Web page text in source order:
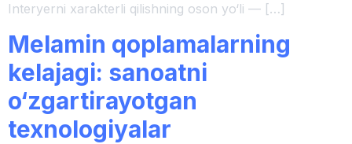
Interyerni xarakterli qilishning oson yo‘li — […]
Melamin qoplamalarning
kelajagi: sanoatni
o‘zgartirayotgan
texnologiyalar